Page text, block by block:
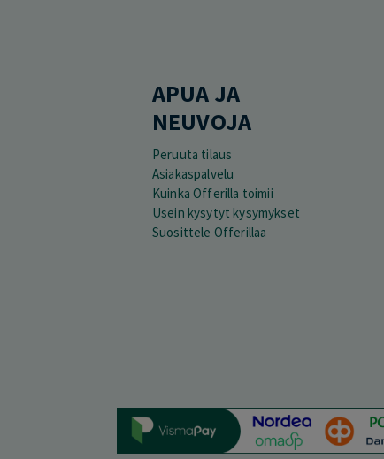
APUA JA
NEUVOJA
Peruuta tilaus
Asiakaspalvelu
Kuinka Offerilla toimii
Usein kysytyt kysymykset
Suosittele Offerillaa